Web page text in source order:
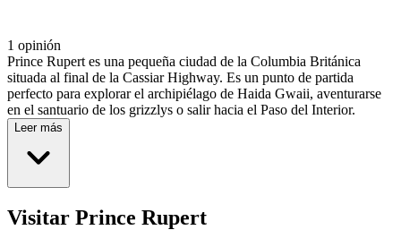
1 opinión
Prince Rupert es una pequeña ciudad de la Columbia Británica
situada al final de la Cassiar Highway. Es un punto de partida
perfecto para explorar el archipiélago de Haida Gwaii, aventurarse
en el santuario de los grizzlys o salir hacia el Paso del Interior.
Leer más
Visitar Prince Rupert